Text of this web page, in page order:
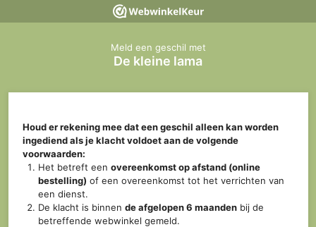
Meld een geschil met
De kleine lama
Houd er rekening mee dat een geschil alleen kan worden
ingediend als je klacht voldoet aan de volgende
voorwaarden:
Het betreft eenovereenkomst op afstand (online
bestelling) of een overeenkomst tot het verrichten van
een dienst.
De klacht is binnende afgelopen 6 maanden bij de
betreffende webwinkel gemeld.